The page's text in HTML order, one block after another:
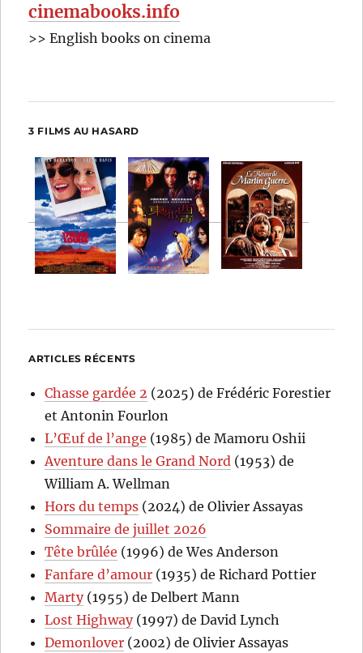
cinemabooks.info
>> English books on cinema
3 FILMS AU HASARD
ARTICLES RÉCENTS
Chasse gardée 2 (2025) de Frédéric Forestier
et Antonin Fourlon
L’Œuf de l’ange (1985) de Mamoru Oshii
Aventure dans le Grand Nord (1953) de
William A. Wellman
Hors du temps (2024) de Olivier Assayas
Sommaire de juillet 2026
Tête brûlée (1996) de Wes Anderson
Fanfare d’amour (1935) de Richard Pottier
Marty(1955) de Delbert Mann
Lost Highway(1997) de David Lynch
Demonlover (2002) de Olivier Assayas